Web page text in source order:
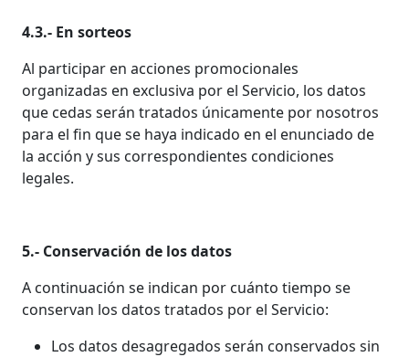
4.3.- En sorteos
Al participar en acciones promocionales
organizadas en exclusiva por el Servicio, los datos
que cedas serán tratados únicamente por nosotros
para el fin que se haya indicado en el enunciado de
la acción y sus correspondientes condiciones
legales.
5.- Conservación de los datos
A continuación se indican por cuánto tiempo se
conservan los datos tratados por el Servicio:
Los datos desagregados serán conservados sin